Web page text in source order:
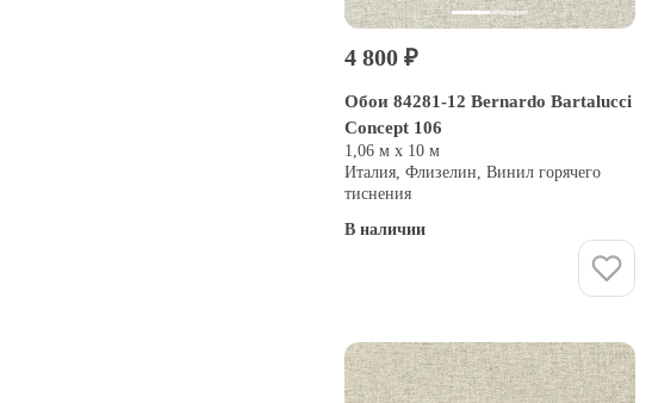
4 800 ₽
Обои 84281-12 Bernardo Bartalucci
Concept 106
1,06 м х 10 м
Италия, Флизелин, Винил горячего
тиснения
В наличии